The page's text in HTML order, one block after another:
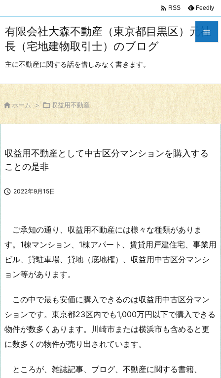
有限会社大森不動産（東京都目黒区）元社
長（宅地建物取引士）のブログ
主に不動産に関する話を惜しみなく書きます。

サイド

前へ

 RSS Feedly
 ホーム > 収益用不動産
収益用不動産として中古区分マンションを購入する
ことの是非
 2022年9月15日
ご承知の通り、収益用不動産には様々な種類がありま
す。1棟マンション、1棟アパート、賃貸用戸建住宅、事業用
ビル、貸駐車場、貸地（底地権）、収益用中古区分マンシ
ョン等があります。
この中で最も安価に購入できるのは収益用中古区分マン
ションです。東京都23区内でも1,000万円以下で購入できる
物件が数多くあります。川崎市または横浜市も含めると更
に数多くの物件が売り出されています。
ところが、雑誌記事、ブログ、不動産に関する書籍、